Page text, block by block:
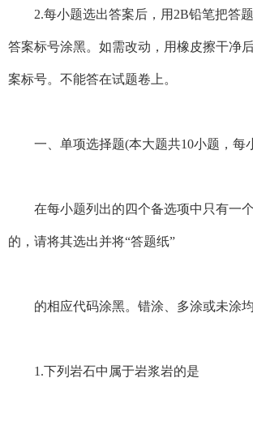
2.每小题选出答案后，用2B铅笔把答题
答案标号涂黑。如需改动，用橡皮擦干净
案标号。不能答在试题卷上。
一、单项选择题(本大题共10小题，每
在每小题列出的四个备选项中只有一
的，请将其选出并将“答题纸”
的相应代码涂黑。错涂、多涂或未涂均
1.下列岩石中属于岩浆岩的是